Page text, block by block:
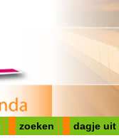
zoeken dagje uit